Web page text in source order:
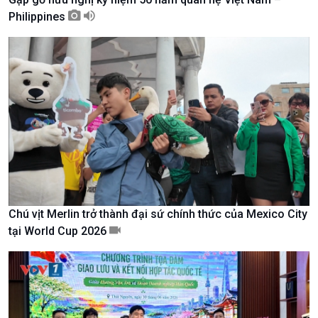
Kinh tế
Tin Kinh tế
Trước giờ mở cửa
Dòng chảy Kinh tế
Sức sống hàng Việt
Khởi nghiệp
Tuyên chiến với gian lận
thương mại
Nông nghiệp & Biển đảo
Tin Nông nghiệp & Biển
đảo
Biển đảo Việt Nam
Tâm tình biên giới và hải
đảo
Tìm hiểu biển, đảo Việt
Philippines
Chú vịt Merlin trở thành đại sứ chính thức của Mexico City
tại World Cup 2026